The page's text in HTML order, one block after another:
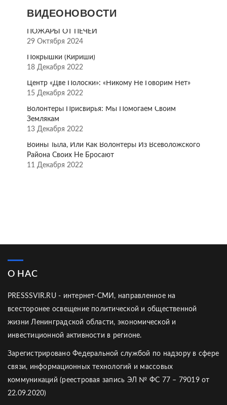
ВИДЕОНОВОСТИ
ПОЖАРЫ ОТ ПЕЧЕЙ
29 Октября 2024
Покрышки (Кириши)
18 Декабря 2022
Центр «Две Полоски»: «Никому Не Говорим Нет»
15 Декабря 2022
Волонтёры Присвирья: Мы Помогаем Своим
Землякам
13 Декабря 2022
Воины Тыла, Или Как Волонтёры Из Всеволожского
Района Своих Не Бросают
11 Декабря 2022
О НАС
PRESSSVIR.RU - интернет-СМИ, направленное на
всесторонее освещение политической и общественной
жизни Ленинградской области, экономической и
инвестиционной активности в регионе.
Зарегистрировано Федеральной службой по надзору в сфере
связи, информационных технологий и массовых
коммуникаций (реестровая запись ЭЛ № ФС 77 – 79019 от
22.09.2020)